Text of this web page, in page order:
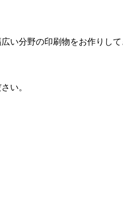
い分野の印刷物をお作りして
い。